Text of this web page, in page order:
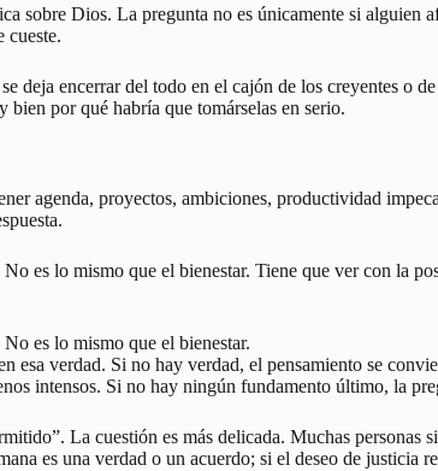
sobre Dios. La pregunta no es únicamente si alguien
cueste.
encerrar del todo en el cajón de los creyentes o
bien por qué habría que tomárselas en serio.
agenda, proyectos, ambiciones, productividad
es lo mismo que el bienestar. Tiene que ver con la
es lo mismo que el bienestar.
esa verdad. Si no hay verdad, el pensamiento se
intensos. Si no hay ningún fundamento último, la
La cuestión es más delicada. Muchas
es una verdad o un acuerdo; si el deseo de justicia